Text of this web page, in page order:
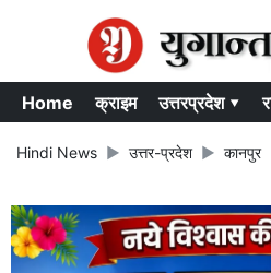
Home क्राइम उत्तरप्रदेश ▾
Hindi News उत्तर-प्रदेश कानपुर